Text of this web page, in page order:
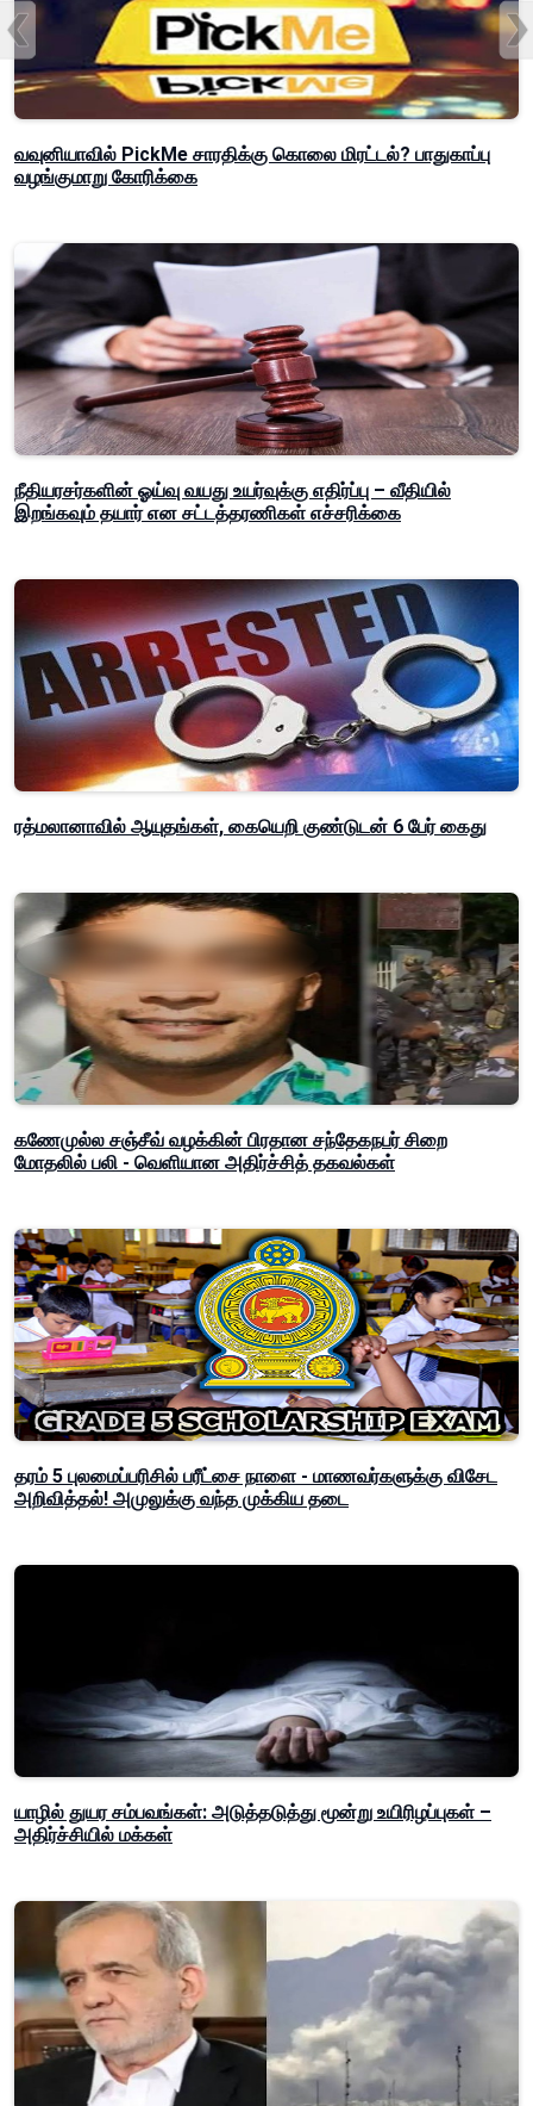
வவுனியாவில் PickMe சாரதிக்கு கொலை மிரட்டல்? பாதுகாப்பு
வழங்குமாறு கோரிக்கை
நீதியரசர்களின் ஓய்வு வயது உயர்வுக்கு எதிர்ப்பு – வீதியில்
இறங்கவும் தயார் என சட்டத்தரணிகள் எச்சரிக்கை
ரத்மலானாவில் ஆயுதங்கள், கையெறி குண்டுடன் 6 பேர் கைது
கணேமுல்ல சஞ்சீவ் வழக்கின் பிரதான சந்தேகநபர் சிறை
மோதலில் பலி - வெளியான அதிர்ச்சித் தகவல்கள்
தரம் 5 புலமைப்பரிசில் பரீட்சை நாளை - மாணவர்களுக்கு விசேட
அறிவித்தல்! அமுலுக்கு வந்த முக்கிய தடை
யாழில் துயர சம்பவங்கள்: அடுத்தடுத்து மூன்று உயிரிழப்புகள் –
அதிர்ச்சியில் மக்கள்